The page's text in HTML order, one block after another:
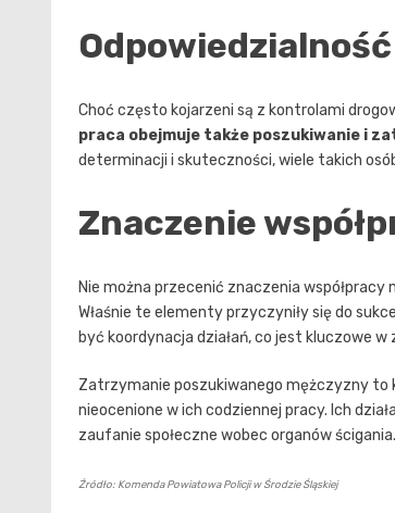
Choć często kojarzeni są z kontrolami
praca obejmuje także poszukiwanie i
determinacji i skuteczności, wiele takich
Znaczenie
Nie można przecenić znaczenia
Właśnie te elementy przyczyniły się do
być koordynacja działań, co jest kluczowe
Zatrzymanie poszukiwanego mężczyzny to
nieocenione w ich codziennej pracy. Ich
zaufanie społeczne wobec organów ścigania.
Źródło: Komenda Powiatowa Policji w Środzie Śląskiej